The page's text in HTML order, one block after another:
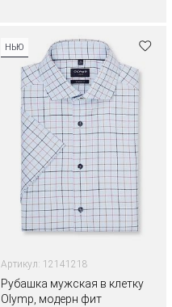
НЬЮ
Артикул: 12141218
Рубашка мужская в клетку
Olymp, модерн фит